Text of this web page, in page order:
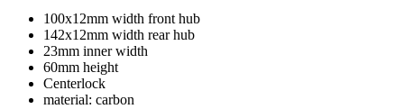
100x12mm width front hub
142x12mm width rear hub
23mm inner width
60mm height
Centerlock
material: carbon